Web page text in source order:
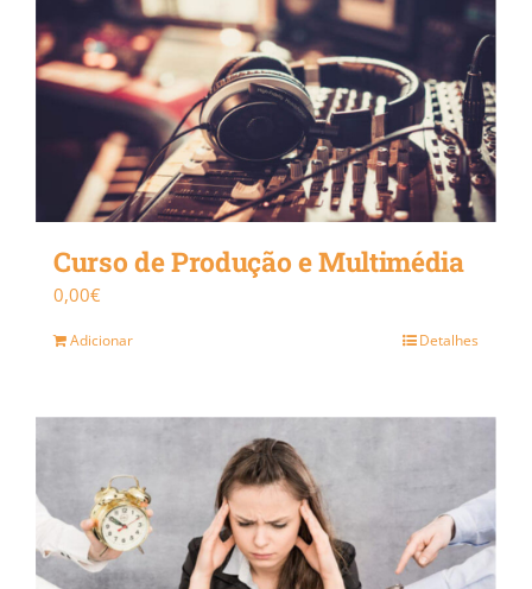
Curso de Produção e Multimédia
0,00€
Adicionar Detalhes